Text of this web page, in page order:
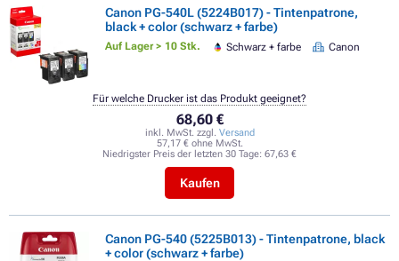
Canon PG-540L (5224B017) - Tintenpatrone,
black + color (schwarz + farbe)
Auf Lager > 10 Stk. Schwarz + farbe Canon
68,60 €
inkl. MwSt. zzgl. Versand
57,17 € ohne MwSt.
Niedrigster Preis der letzten 30 Tage: 67,63 €
Kaufen
Für welche Drucker ist das Produkt geeignet?
Canon PG-540 (5225B013) - Tintenpatrone, black
+ color (schwarz + farbe)